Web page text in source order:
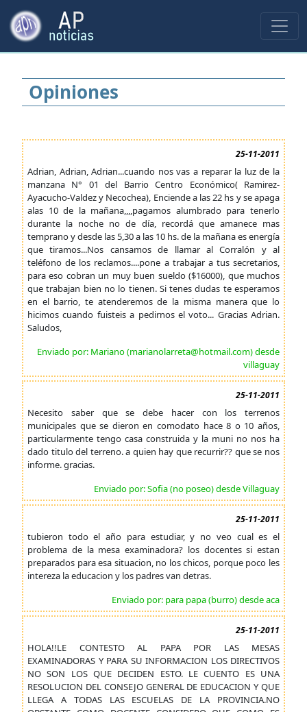
Opiniones
25-11-2011
Adrian, Adrian, Adrian...cuando nos vas a reparar la luz de la
manzana N° 01 del Barrio Centro Económico( Ramirez-
Ayacucho-Valdez y Necochea), Enciende a las 22 hs y se apaga
alas 10 de la mañana,,,,pagamos alumbrado para tenerlo
durante la noche no de día, recordá que amanece mas
temprano y desde las 5,30 a las 10 hs. de la mañana es energía
que tiramos...Nos cansamos de llamar al Corralón y al
teléfono de los reclamos....pone a trabajar a tus secretarios,
para eso cobran un muy buen sueldo ($16000), que muchos
que trabajan bien no lo tienen. Si tenes dudas te esperamos
en el barrio, te atenderemos de la misma manera que lo
hicimos cuando fuisteis a pedirnos el voto... Gracias Adrian.
Saludos,
Enviado por: Mariano (marianolarreta@hotmail.com) desde
villaguay
25-11-2011
Necesito saber que se debe hacer con los terrenos
municipales que se dieron en comodato hace 8 o 10 años,
particularmente tengo casa construida y la muni no nos ha
dado titulo del terreno. a quien hay que recurrir?? que se nos
informe. gracias.
Enviado por: Sofia (no poseo) desde Villaguay
25-11-2011
tubieron todo el año para estudiar, y no veo cual es el
problema de la mesa examinadora? los docentes si estan
preparados para esa situacion, no los chicos, porque poco les
intereza la educacion y los padres van detras.
Enviado por: para papa (burro) desde aca
25-11-2011
HOLA!!LE CONTESTO AL PAPA POR LAS MESAS
EXAMINADORAS Y PARA SU INFORMACION LOS DIRECTIVOS
NO SON LOS QUE DECIDEN ESTO. LE CUENTO ES UNA
RESOLUCION DEL CONSEJO GENERAL DE EDUCACION Y QUE
LLEGA A TODAS LAS ESCUELAS DE LA PROVINCIA.NO